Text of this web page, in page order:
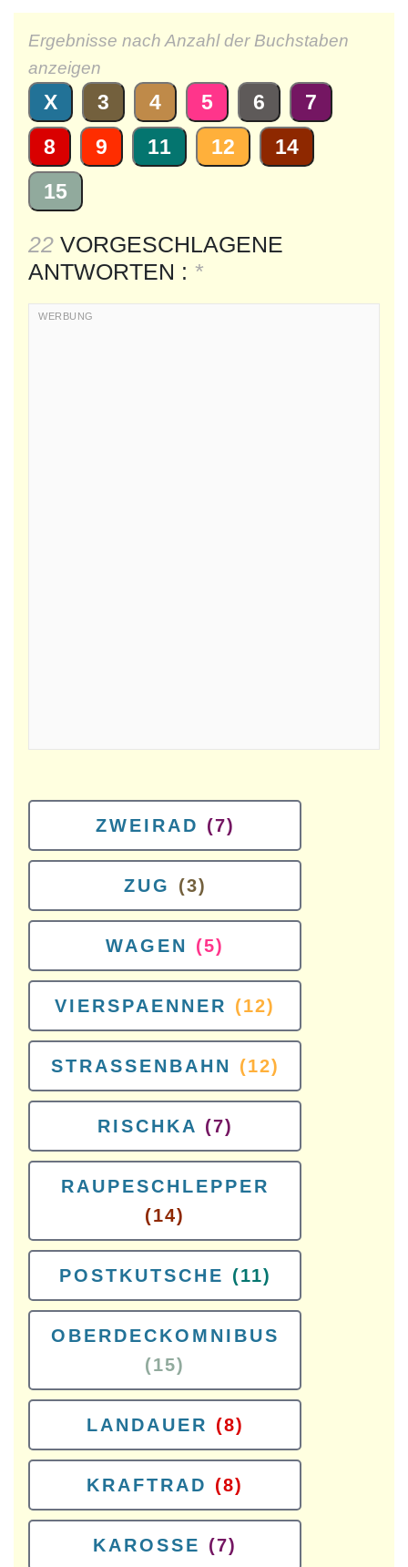
Ergebnisse nach Anzahl der Buchstaben
anzeigen
X 3 4 5 6
7
8
9 11 12
14
15
22 VORGESCHLAGENE
ANTWORTEN : *
ZWEIRAD (7)
ZUG (3)
WAGEN (5)
VIERSPAENNER (12)
STRASSENBAHN (12)
RISCHKA (7)
RAUPESCHLEPPER
(14)
POSTKUTSCHE (11)
OBERDECKOMNIBUS
(15)
LANDAUER (8)
KRAFTRAD (8)
KAROSSE (7)